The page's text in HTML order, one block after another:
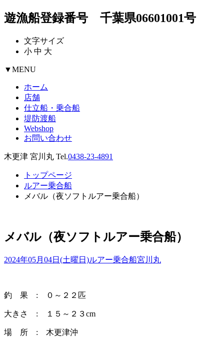
遊漁船登録番号 千葉県06601001号
文字サイズ
小 中 大
▼MENU
ホーム
店舗
仕立船・乗合船
堤防渡船
Webshop
お問い合わせ
木更津 宮川丸 Tel.0438-23-4891
トップページ
ルアー乗合船
メバル（夜ソフトルアー乗合船）
メバル（夜ソフトルアー乗合船）
2024年05月04日(土曜日)ルアー乗合船宮川丸
釣 果 : ０～２２匹
大きさ : １５～２３cm
場 所 : 木更津沖